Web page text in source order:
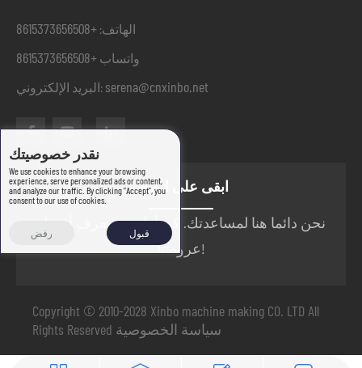
الهاتف: +8615373656508
واتساب +8615373656508
البريد الإلكتروني: serena@cnxinbo.net
ابقى على اتصال
نحن دائما هنا لمساعدتك. كن أول من يعرف أفضل
عروضنا!
Copyright © 2010-2028 Xinbo machine making CO. LTD All
Rights Reserved سياسة الخصوصية
نقدر خصوصيتك
We use cookies to enhance your browsing
experience, serve personalized ads or content,
and analyze our traffic. By clicking "Accept", you
consent to our use of cookies.
رفض قبول